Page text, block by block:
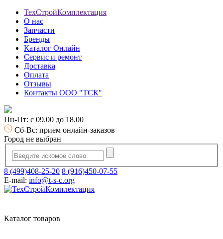
ТехСтройКомплектация
О нас
Запчасти
Бренды
Каталог Онлайн
Сервис и ремонт
Доставка
Оплата
Отзывы
Контакты ООО "ТСК"
Пн-Пт: с 09.00 до 18.00
Сб-Вс: прием онлайн-заказов
Город не выбран
8 (499)408-25-20 8 (916)450-07-55
E-mail: info@t-s-c.org
Каталог товаров